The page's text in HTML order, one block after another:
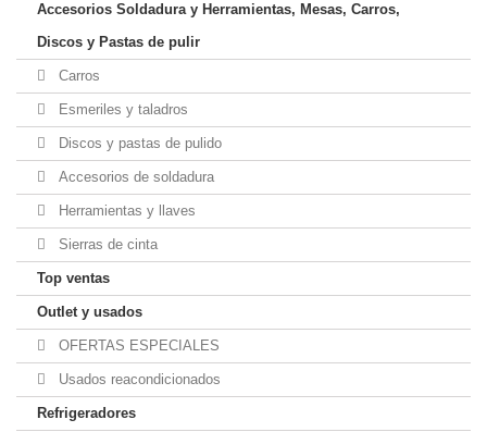
Accesorios Soldadura y Herramientas, Mesas, Carros,
Discos y Pastas de pulir
Carros
Esmeriles y taladros
Discos y pastas de pulido
Accesorios de soldadura
Herramientas y llaves
Sierras de cinta
Top ventas
Outlet y usados
OFERTAS ESPECIALES
Usados reacondicionados
Refrigeradores